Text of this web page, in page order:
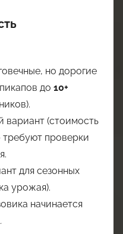
но дорогие
до 10+
вариант (стоимость
требуют проверки
для сезонных
урожая).
начинается
.